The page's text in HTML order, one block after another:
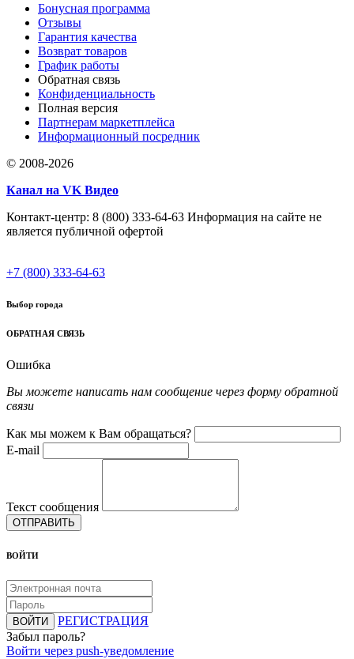
Бонусная программа
Отзывы
Гарантия качества
Возврат товаров
График работы
Обратная связь
Конфиденциальность
Полная версия
Партнерам маркетплейса
Информационный посредник
© 2008-2026
Канал на VK Видео
Контакт-центр: 8 (800) 333-64-63 Информация на сайте не
является публичной офертой
+7 (800) 333-64-63
Выбор города
ОБРАТНАЯ СВЯЗЬ
Ошибка
Вы можете написать нам сообщение через форму обратной
связи
Как мы можем к Вам обращаться?
E-mail
Текст сообщения
ОТПРАВИТЬ
ВОЙТИ
ВОЙТИ
РЕГИСТРАЦИЯ
Забыл пароль?
Войти через push-уведомление